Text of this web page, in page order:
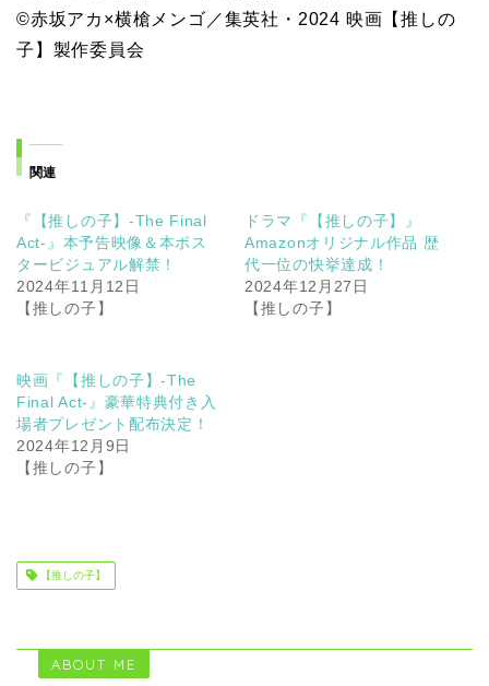
©赤坂アカ×横槍メンゴ／集英社・2024 映画【推しの
子】製作委員会
関連
『【推しの子】-The Final
Act-』本予告映像＆本ポス
タービジュアル解禁！
2024年11月12日
【推しの子】
ドラマ『【推しの子】』
Amazonオリジナル作品 歴
代一位の快挙達成！
2024年12月27日
【推しの子】
映画『【推しの子】-The
Final Act-』豪華特典付き入
場者プレゼント配布決定！
2024年12月9日
【推しの子】
【推しの子】
ABOUT ME